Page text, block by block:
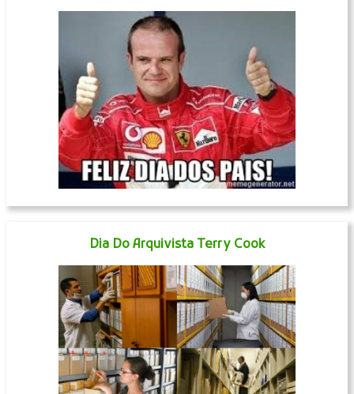
Dia Do Arquivista Terry Cook